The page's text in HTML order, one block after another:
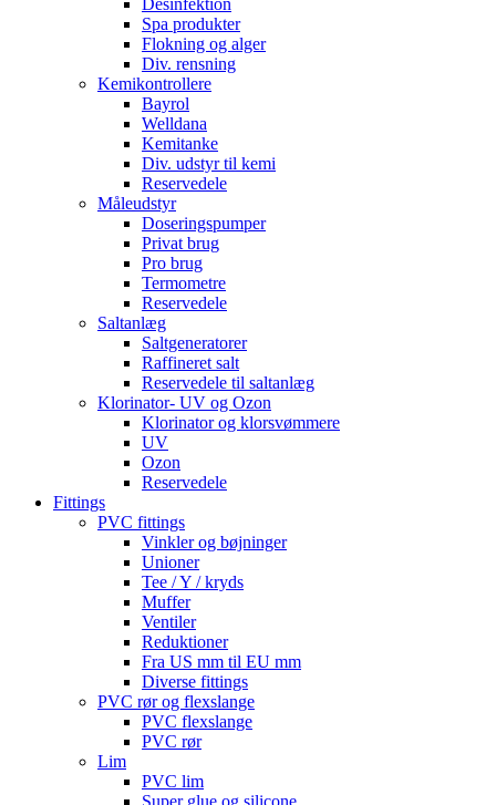
Desinfektion
Spa produkter
Flokning og alger
Div. rensning
Kemikontrollere
Bayrol
Welldana
Kemitanke
Div. udstyr til kemi
Reservedele
Måleudstyr
Doseringspumper
Privat brug
Pro brug
Termometre
Reservedele
Saltanlæg
Saltgeneratorer
Raffineret salt
Reservedele til saltanlæg
Klorinator- UV og Ozon
Klorinator og klorsvømmere
UV
Ozon
Reservedele
Fittings
PVC fittings
Vinkler og bøjninger
Unioner
Tee / Y / kryds
Muffer
Ventiler
Reduktioner
Fra US mm til EU mm
Diverse fittings
PVC rør og flexslange
PVC flexslange
PVC rør
Lim
PVC lim
Super glue og silicone